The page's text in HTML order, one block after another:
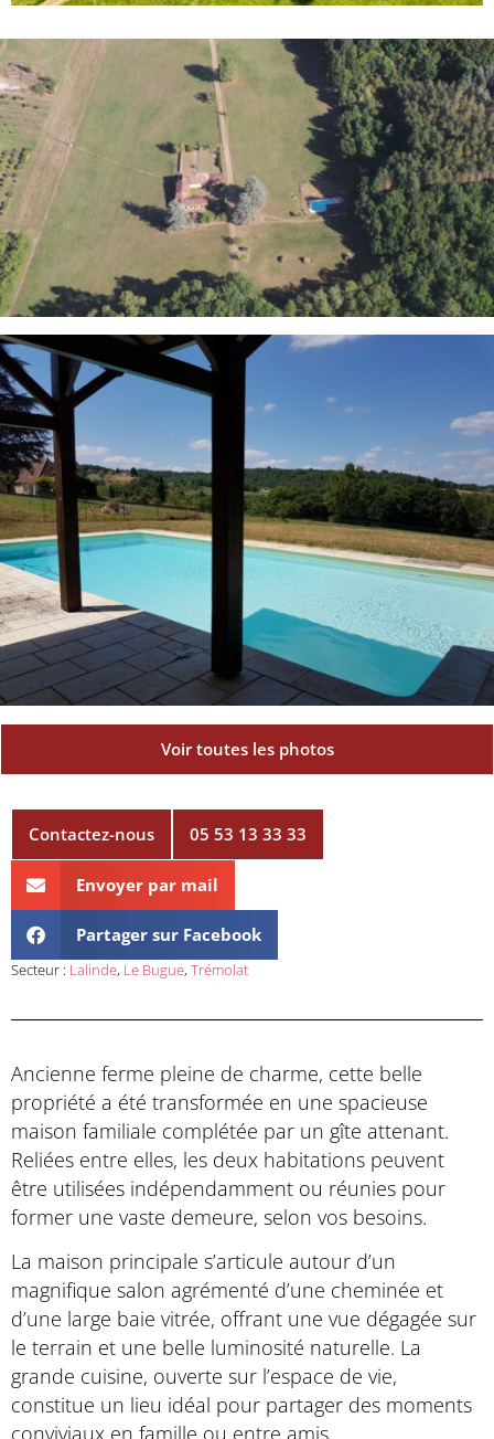
Voir toutes les photos
Contactez-nous 05 53 13 33 33
Envoyer par mail
Partager sur Facebook
Secteur : Lalinde, Le Bugue, Trémolat
Ancienne ferme pleine de charme, cette belle
propriété a été transformée en une spacieuse
maison familiale complétée par un gîte attenant.
Reliées entre elles, les deux habitations peuvent
être utilisées indépendamment ou réunies pour
former une vaste demeure, selon vos besoins.
La maison principale s’articule autour d’un
magnifique salon agrémenté d’une cheminée et
d’une large baie vitrée, offrant une vue dégagée sur
le terrain et une belle luminosité naturelle. La
grande cuisine, ouverte sur l’espace de vie,
constitue un lieu idéal pour partager des moments